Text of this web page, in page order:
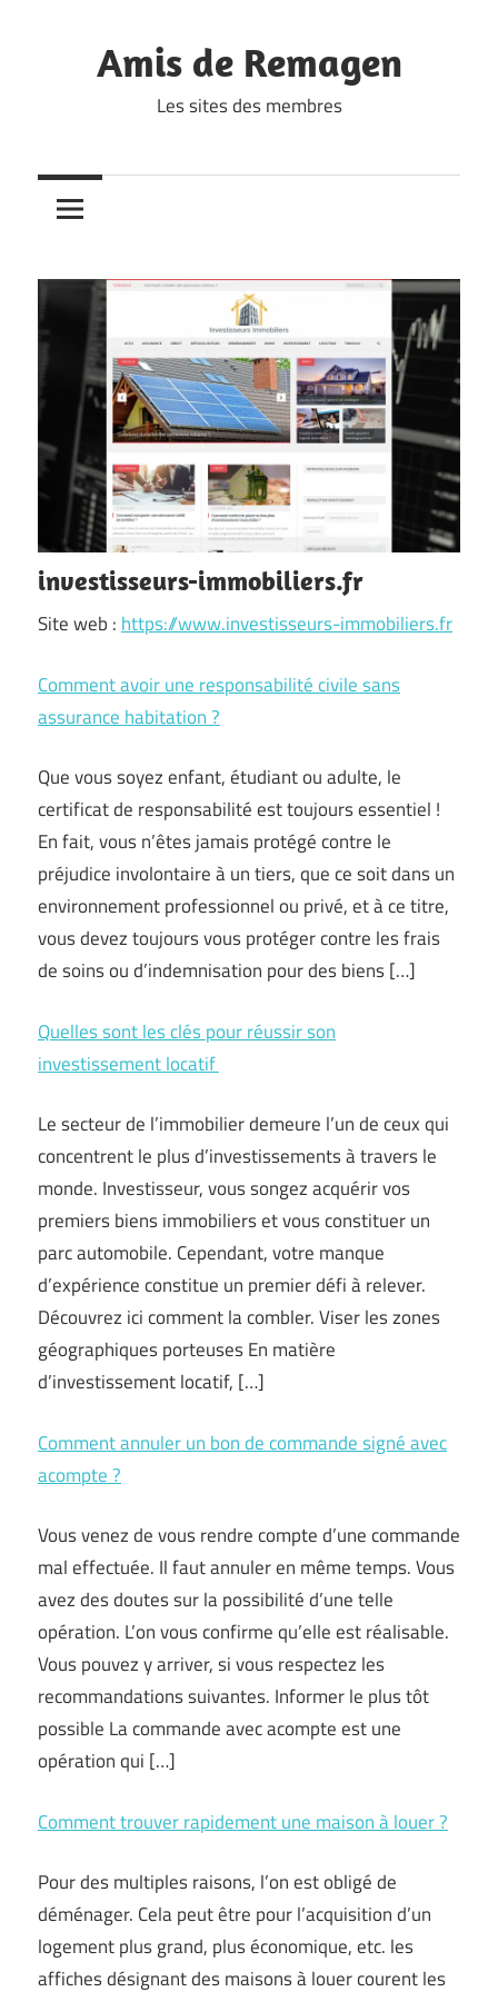
contentAmis de Remagen
Les sites des membres
investisseurs-immobiliers.fr
Site web : https://www.investisseurs-immobiliers.fr
Comment avoir une responsabilité civile sans
assurance habitation ?
Que vous soyez enfant, étudiant ou adulte, le
certificat de responsabilité est toujours essentiel !
En fait, vous n’êtes jamais protégé contre le
préjudice involontaire à un tiers, que ce soit dans un
environnement professionnel ou privé, et à ce titre,
vous devez toujours vous protéger contre les frais
de soins ou d’indemnisation pour des biens […]
Quelles sont les clés pour réussir son
investissement locatif
Le secteur de l’immobilier demeure l’un de ceux qui
concentrent le plus d’investissements à travers le
monde. Investisseur, vous songez acquérir vos
premiers biens immobiliers et vous constituer un
parc automobile. Cependant, votre manque
d’expérience constitue un premier défi à relever.
Découvrez ici comment la combler. Viser les zones
géographiques porteuses En matière
d’investissement locatif, […]
Comment annuler un bon de commande signé avec
acompte ?
Vous venez de vous rendre compte d’une commande
mal effectuée. Il faut annuler en même temps. Vous
avez des doutes sur la possibilité d’une telle
opération. L’on vous confirme qu’elle est réalisable.
Vous pouvez y arriver, si vous respectez les
recommandations suivantes. Informer le plus tôt
possible La commande avec acompte est une
opération qui […]
Comment trouver rapidement une maison à louer ?
Pour des multiples raisons, l’on est obligé de
déménager. Cela peut être pour l’acquisition d’un
logement plus grand, plus économique, etc. les
affiches désignant des maisons à louer courent les